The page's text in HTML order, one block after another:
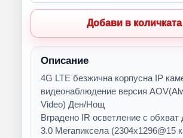
Добави в количката
Описание
4G LTE безжична корпусна IP
видеонаблюдение версия
Video) Ден/Нощ
Вградено IR осветление с обхват
3.0 Мегапиксела (2304x1296@15